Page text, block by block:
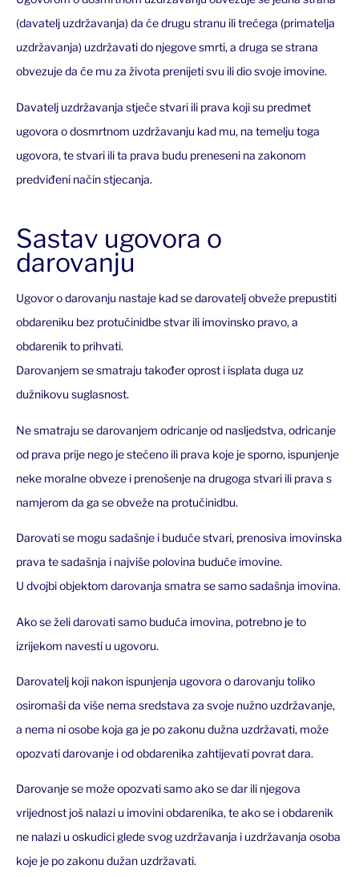
(davatelj uzdržavanja) da će drugu stranu ili trećega (primatelja
uzdržavanja) uzdržavati do njegove smrti, a druga se strana
obvezuje da će mu za života prenijeti svu ili dio svoje imovine.
Davatelj uzdržavanja stječe stvari ili prava koji su predmet
ugovora o dosmrtnom uzdržavanju kad mu, na temelju toga
ugovora, te stvari ili ta prava budu preneseni na zakonom
predviđeni način stjecanja.
Sastav ugovora o
darovanju
Ugovor o darovanju nastaje kad se darovatelj obveže prepustiti
obdareniku bez protučinidbe stvar ili imovinsko pravo, a
obdarenik to prihvati.
Darovanjem se smatraju također oprost i isplata duga uz
dužnikovu suglasnost.
Ne smatraju se darovanjem odricanje od nasljedstva, odricanje
od prava prije nego je stečeno ili prava koje je sporno, ispunjenje
neke moralne obveze i prenošenje na drugoga stvari ili prava s
namjerom da ga se obveže na protučinidbu.
Darovati se mogu sadašnje i buduće stvari, prenosiva imovinska
prava te sadašnja i najviše polovina buduće imovine.
U dvojbi objektom darovanja smatra se samo sadašnja imovina.
Ako se želi darovati samo buduća imovina, potrebno je to
izrijekom navesti u ugovoru.
Darovatelj koji nakon ispunjenja ugovora o darovanju toliko
osiromaši da više nema sredstava za svoje nužno uzdržavanje,
a nema ni osobe koja ga je po zakonu dužna uzdržavati, može
opozvati darovanje i od obdarenika zahtijevati povrat dara.
Darovanje se može opozvati samo ako se dar ili njegova
vrijednost još nalazi u imovini obdarenika, te ako se i obdarenik
ne nalazi u oskudici glede svog uzdržavanja i uzdržavanja osoba
koje je po zakonu dužan uzdržavati.